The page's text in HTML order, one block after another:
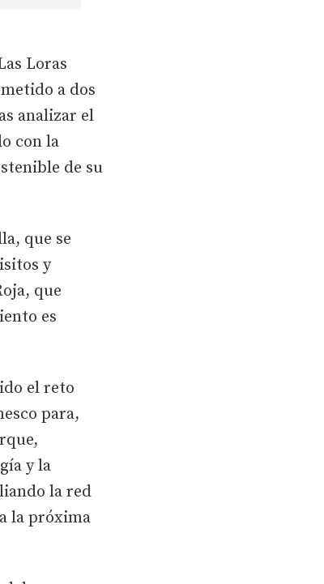
Loras
a dos
analizar el
con la
de su
que se
y
que
es
el reto
para,
y la
la red
la próxima